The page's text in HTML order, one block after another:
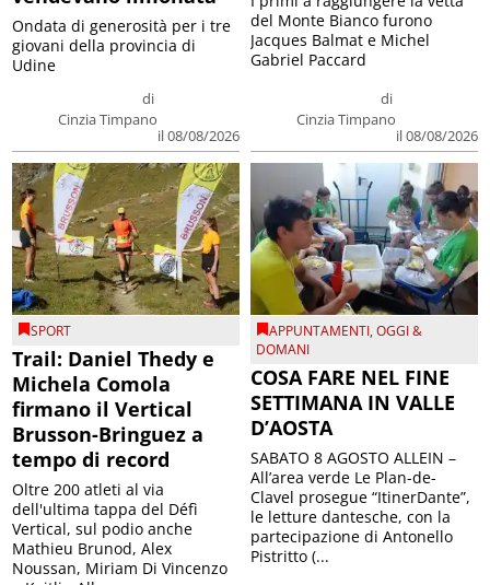
di
Cinzia Timpano
il 08/08/2026
Ondata di generosità per i tre
giovani della provincia di
Udine
di
Cinzia Timpano
il 08/08/2026
del Monte Bianco furono
Jacques Balmat e Michel
Gabriel Paccard
SPORT
Trail: Daniel Thedy e
Michela Comola
firmano il Vertical
Brusson-Bringuez a
tempo di record
Oltre 200 atleti al via
dell'ultima tappa del Défì
Vertical, sul podio anche
Mathieu Brunod, Alex
Noussan, Miriam Di Vincenzo
APPUNTAMENTI,OGGI &
DOMANI
COSA FARE NEL FINE
SETTIMANA IN VALLE
D’AOSTA
SABATO 8 AGOSTO ALLEIN –
All’area verde Le Plan-de-
Clavel prosegue “ItinerDante”,
le letture dantesche, con la
partecipazione di Antonello
Pistritto (...